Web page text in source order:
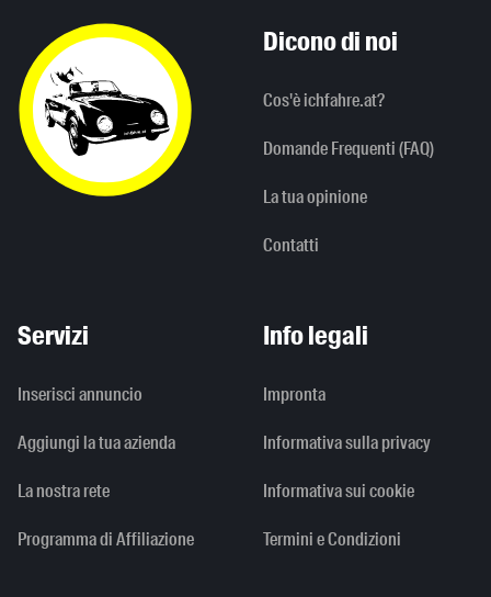
Dicono di noi
Cos'è ichfahre.at?
Domande Frequenti (FAQ)
La tua opinione
Contatti
Servizi
Inserisci annuncio
Aggiungi la tua azienda
La nostra rete
Programma di Affiliazione
Info legali
Impronta
Informativa sulla privacy
Informativa sui cookie
Termini e Condizioni